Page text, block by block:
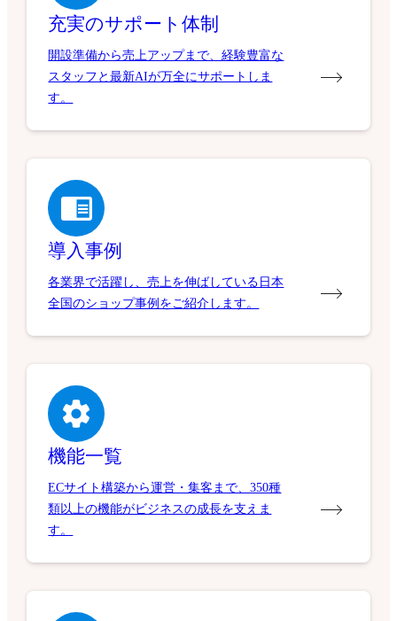
充実のサポート体制
開設準備から売上アップまで、経験豊富な
スタッフと最新AIが万全にサポートしま
す。
導入事例
各業界で活躍し、売上を伸ばしている日本
全国のショップ事例をご紹介します。
機能一覧
ECサイト構築から運営・集客まで、350種
類以上の機能がビジネスの成長を支えま
す。